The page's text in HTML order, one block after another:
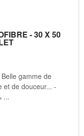
- 30 X 50
gamme de
et de douceur... -
...